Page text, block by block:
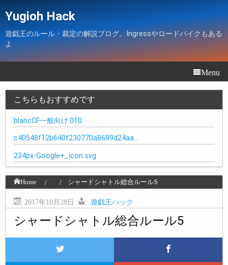
Yugioh Hack
遊戯王のルール・裁定の解説ブログ。Ingressやロードバイクもある
よ
Menu
こちらもおすすめです
blancCF一般向け.010
c40548f12b640f230770a8689d24aa…
234px-Google+_icon.svg
Home シャードシャトル総合ルール5
2017年10月28日 : 遊戯王ハック
シャードシャトル総合ルール5